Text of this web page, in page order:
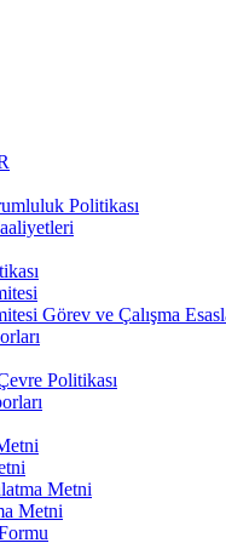
Politikası
Görev ve Çalışma
Politikası
Metni
Metni